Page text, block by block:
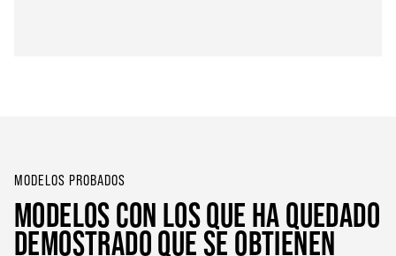
MODELOS PROBADOS
MODELOS CON LOS QUE HA QUEDADO
DEMOSTRADO QUE SE OBTIENEN